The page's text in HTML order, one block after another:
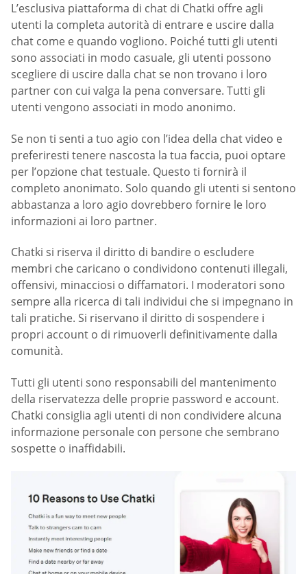
L’esclusiva piattaforma di chat di Chatki offre agli
utenti la completa autorità di entrare e uscire dalla
chat come e quando vogliono. Poiché tutti gli utenti
sono associati in modo casuale, gli utenti possono
scegliere di uscire dalla chat se non trovano i loro
partner con cui valga la pena conversare. Tutti gli
utenti vengono associati in modo anonimo.
Se non ti senti a tuo agio con l’idea della chat video e
preferiresti tenere nascosta la tua faccia, puoi optare
per l’opzione chat testuale. Questo ti fornirà il
completo anonimato. Solo quando gli utenti si sentono
abbastanza a loro agio dovrebbero fornire le loro
informazioni ai loro partner.
Chatki si riserva il diritto di bandire o escludere
membri che caricano o condividono contenuti illegali,
offensivi, minacciosi o diffamatori. I moderatori sono
sempre alla ricerca di tali individui che si impegnano in
tali pratiche. Si riservano il diritto di sospendere i
propri account o di rimuoverli definitivamente dalla
comunità.
Tutti gli utenti sono responsabili del mantenimento
della riservatezza delle proprie password e account.
Chatki consiglia agli utenti di non condividere alcuna
informazione personale con persone che sembrano
sospette o inaffidabili.